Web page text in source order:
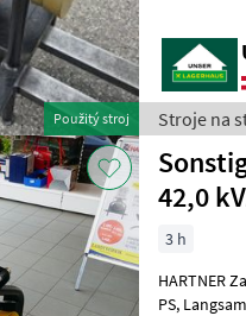
Použitý stroj Stroje na
42,0
3 h
HARTNER
PS, Langsamläufer 1.500 U/min, inkl. AVR-Regelung, Gewicht: 410 kg,